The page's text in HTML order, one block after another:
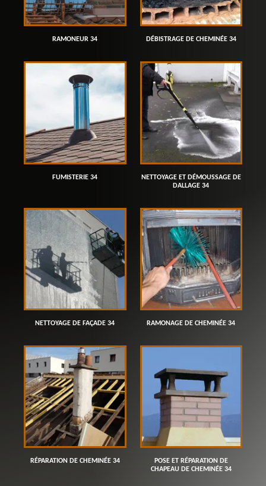
RAMONEUR 34 DÉBISTRAGE DE CHEMINÉE 34
FUMISTERIE 34
NETTOYAGE ET DÉMOUSSAGE DE
DALLAGE 34
NETTOYAGE DE FAÇADE 34 RAMONAGE DE CHEMINÉE 34
RÉPARATION DE CHEMINÉE 34
POSE ET RÉPARATION DE
CHAPEAU DE CHEMINÉE 34